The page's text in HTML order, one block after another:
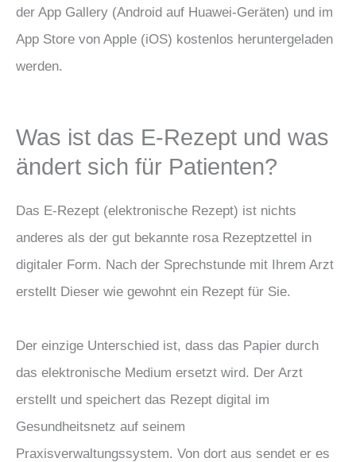
der App Gallery (Android auf Huawei-Geräten) und im
App Store von Apple (iOS) kostenlos heruntergeladen
werden.
Was ist das E-Rezept und was
ändert sich für Patienten?
Das E-Rezept (elektronische Rezept) ist nichts
anderes als der gut bekannte rosa Rezeptzettel in
digitaler Form. Nach der Sprechstunde mit Ihrem Arzt
erstellt Dieser wie gewohnt ein Rezept für Sie.
Der einzige Unterschied ist, dass das Papier durch
das elektronische Medium ersetzt wird. Der Arzt
erstellt und speichert das Rezept digital im
Gesundheitsnetz auf seinem
Praxisverwaltungssystem. Von dort aus sendet er es